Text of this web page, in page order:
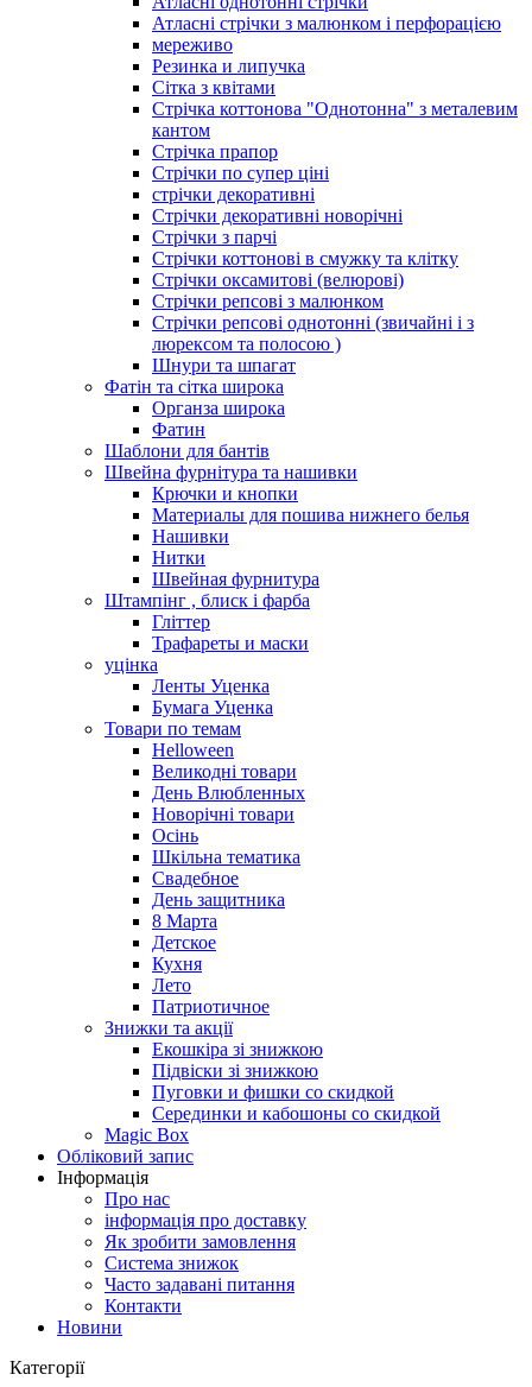
Атласні стрічки з малюнком і перфорацією
мереживо
Резинка и липучка
Сітка з квітами
Стрічка коттонова "Однотонна" з металевим
кантом
Стрічка прапор
Стрічки по супер ціні
стрічки декоративні
Стрічки декоративні новорічні
Стрічки з парчі
Стрічки коттонові в смужку та клітку
Стрічки оксамитові (велюрові)
Стрічки репсові з малюнком
Стрічки репсові однотонні (звичайні і з
люрексом та полосою )
Шнури та шпагат
Фатін та сітка широка
Органза широка
Фатин
Шаблони для бантів
Швейна фурнітура та нашивки
Крючки и кнопки
Материалы для пошива нижнего белья
Нашивки
Нитки
Швейная фурнитура
Штампінг , блиск і фарба
Гліттер
Трафареты и маски
уцінка
Ленты Уценка
Бумага Уценка
Товари по темам
Helloween
Великодні товари
День Влюбленных
Новорічні товари
Осінь
Шкільна тематика
Свадебное
День защитника
8 Марта
Детское
Кухня
Лето
Патриотичное
Знижки та акції
Екошкіра зі знижкою
Підвіски зі знижкою
Пуговки и фишки со скидкой
Серединки и кабошоны со скидкой
Magic Box
Обліковий запис
Інформація
Про нас
інформація про доставку
Як зробити замовлення
Система знижок
Часто задавані питання
Контакти
Новини
Категорії